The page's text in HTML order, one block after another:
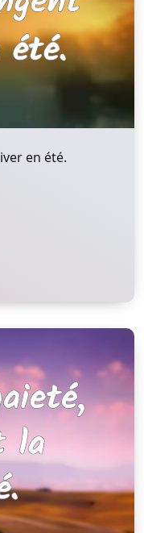
en été.